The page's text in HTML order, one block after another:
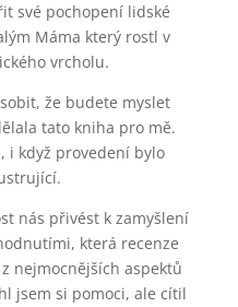
své pochopení lidské
Máma který rostl v
vrcholu.
že budete myslet
tato kniha pro mě.
i když provedení bylo
nás přivést k zamyšlení
která recenze
nejmocnějších aspektů
jsem si pomoci, ale cítil